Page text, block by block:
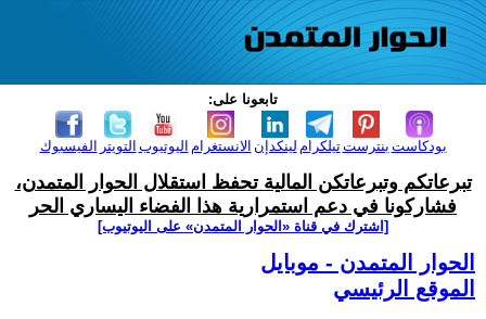
تابعونا على:
الفيسبوك التويتر اليوتيوب الانستغرام لينكدإن تيلكرامبنترست بودكاست
تبرعاتكم وتبرعاتكن المالية تحفظ استقلال الحوار المتمدن،
فشاركونا في دعم استمرارية هذا الفضاء اليساري الحر
[اشترك في قناة ‫«الحوار المتمدن» على اليوتيوب]
الحوار المتمدن - موبايل
الموقع الرئيسي